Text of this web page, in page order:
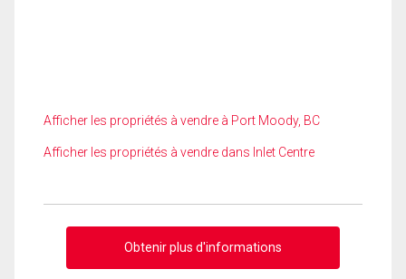
Afficher les propriétés à vendre à Port Moody, BC
Afficher les propriétés à vendre dans Inlet Centre
Obtenir plus d'informations